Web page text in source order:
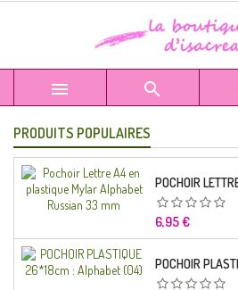
 
PRODUITS POPULAIRES
Prix
6,95 €